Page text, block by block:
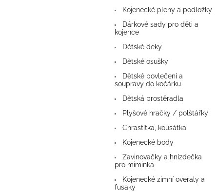
Kojenecké pleny a podložky
Dárkové sady pro děti a
kojence
Dětské deky
Dětské osušky
Dětské povlečení a
soupravy do kočárku
Dětská prostěradla
Plyšové hračky / polštářky
Chrastítka, kousátka
Kojenecké body
Zavinovačky a hnízdečka
pro miminka
Kojenecké zimní overaly a
fusaky